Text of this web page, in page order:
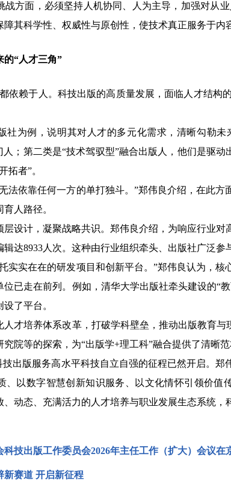
面，必须坚持人机协同、人为主导，加强对从
其科学性、权威性与原创性，使技术真正服务于内
“人才三角”
赖于人。科技出版的高质量发展，面临人才结构
为例，说明其对人才的多元化需求，清晰勾勒未
人；第二类是“技术驾驭型”融合出版人，他们是驱
拓者”。
依靠任何一方的单打独斗。”郑伟良介绍，在此方
人路径。
计，凝聚战略共识。郑伟良介绍，为响应行业对
辑达8933人次。这种由行业组织牵头、出版社广泛
实在在的研发项目和创新平台。”郑伟良认为，核
位已走在前列。例如，清华大学出版社牵头建设的“
了平台。
培养体系改革，打破学科壁垒，推动出版教育与
院等的探索，为“出版学+理工科”融合提供了清晰范
版服务高水平科技自立自强的征程已然开启。郑
、以数字智慧创新知识服务、以文化情怀引领价
、动态、充满活力的人才培养与职业发展生态系统
科技出版工作委员会2026年主任工作（扩大）会议在
新赛道 开启新征程